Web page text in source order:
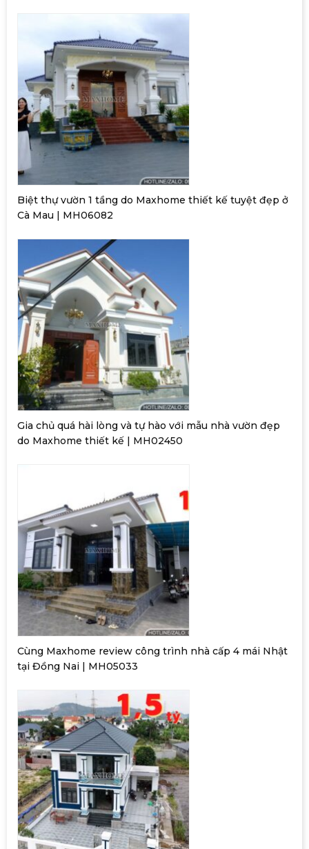
Biệt thự vườn 1 tầng do Maxhome thiết kế tuyệt đẹp ở
Cà Mau | MH06082
Gia chủ quá hài lòng và tự hào với mẫu nhà vườn đẹp
do Maxhome thiết kế | MH02450
Cùng Maxhome review công trình nhà cấp 4 mái Nhật
tại Đồng Nai | MH05033